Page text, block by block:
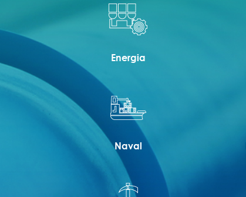
Energia
Naval